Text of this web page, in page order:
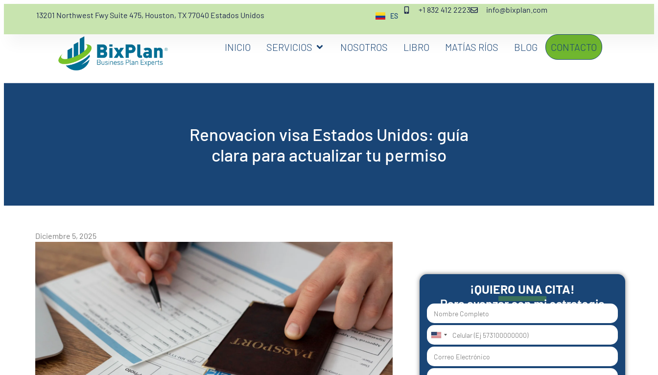
13201 Northwest Fwy Suite 475, Houston, TX 77040 Estados Unidos ES
EN
+1 832 412 2223 info@bixplan.com
INICIO SERVICIOS NOSOTROS LIBRO MATÍAS RÍOS BLOG CONTACTO
Renovacion visa Estados Unidos: guía
clara para actualizar tu permiso
Diciembre 5, 2025
¡QUIERO UNA CITA!
Para avanzar con mi estrategia
United
States
+1